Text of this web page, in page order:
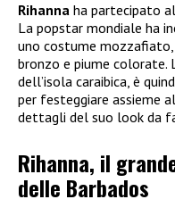
Rihanna ha partecipato
La popstar mondiale ha
uno costume
bronzo e piume colorate.
dell’isola caraibica, è
per festeggiare assieme
dettagli del suo look da
Rihanna, il
delle Barbados